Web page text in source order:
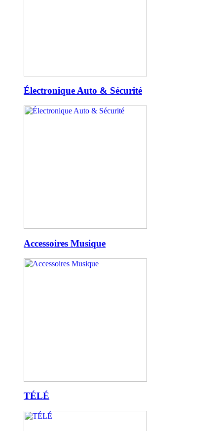
Électronique Auto & Sécurité
Accessoires Musique
TÉLÉ